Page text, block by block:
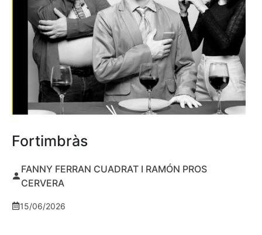
Fortimbràs
FANNY FERRAN CUADRAT I RAMÓN PROS
CERVERA
15/06/2026